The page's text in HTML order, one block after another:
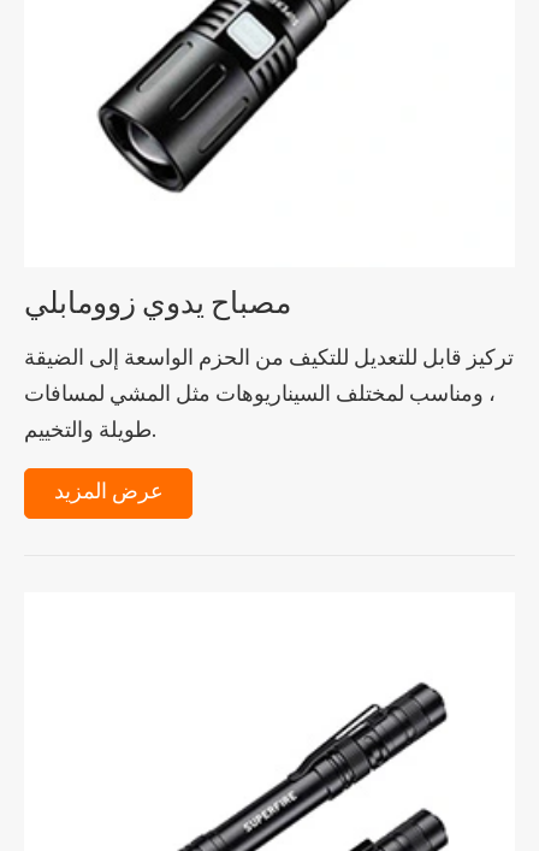
مصباح يدوي زوومابلي
تركيز قابل للتعديل للتكيف من الحزم الواسعة إلى الضيقة
، ومناسب لمختلف السيناريوهات مثل المشي لمسافات
طويلة والتخييم.
عرض المزيد